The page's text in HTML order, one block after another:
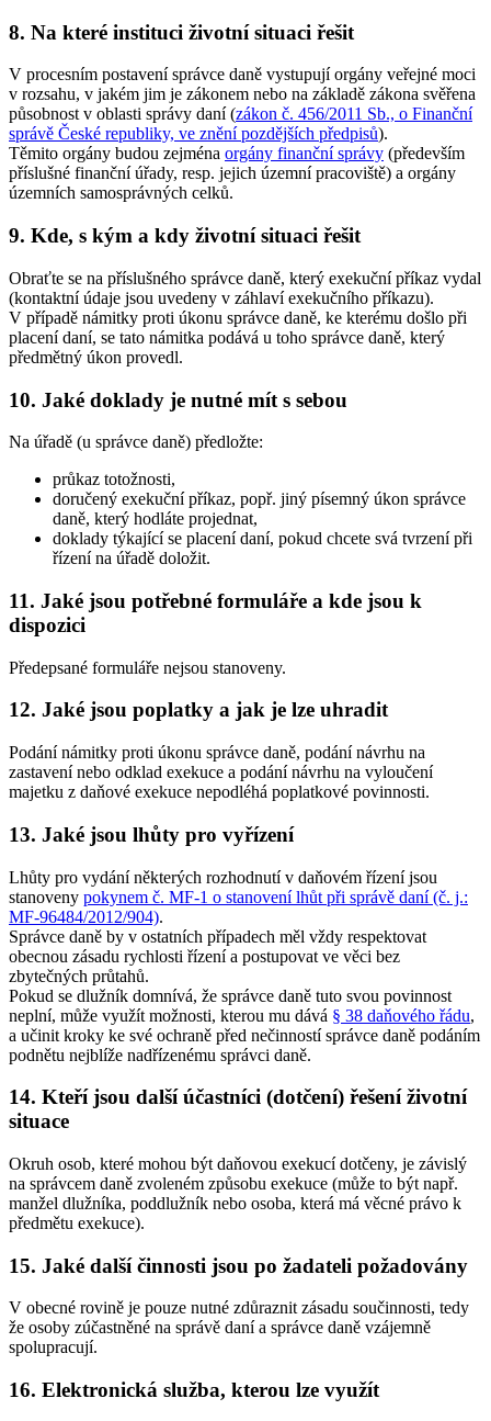
8. Na které instituci životní situaci řešit
V procesním postavení správce daně vystupují orgány veřejné moci
v rozsahu, v jakém jim je zákonem nebo na základě zákona svěřena
působnost v oblasti správy daní (zákon č. 456/2011 Sb., o Finanční
správě České republiky, ve znění pozdějších předpisů).
Těmito orgány budou zejména orgány finanční správy (především
příslušné finanční úřady, resp. jejich územní pracoviště) a orgány
územních samosprávných celků.
9. Kde, s kým a kdy životní situaci řešit
Obraťte se na příslušného správce daně, který exekuční příkaz vydal
(kontaktní údaje jsou uvedeny v záhlaví exekučního příkazu).
V případě námitky proti úkonu správce daně, ke kterému došlo při
placení daní, se tato námitka podává u toho správce daně, který
předmětný úkon provedl.
10. Jaké doklady je nutné mít s sebou
Na úřadě (u správce daně) předložte:
průkaz totožnosti,
doručený exekuční příkaz, popř. jiný písemný úkon správce
daně, který hodláte projednat,
doklady týkající se placení daní, pokud chcete svá tvrzení při
řízení na úřadě doložit.
11. Jaké jsou potřebné formuláře a kde jsou k
dispozici
Předepsané formuláře nejsou stanoveny.
12. Jaké jsou poplatky a jak je lze uhradit
Podání námitky proti úkonu správce daně, podání návrhu na
zastavení nebo odklad exekuce a podání návrhu na vyloučení
majetku z daňové exekuce nepodléhá poplatkové povinnosti.
13. Jaké jsou lhůty pro vyřízení
Lhůty pro vydání některých rozhodnutí v daňovém řízení jsou
stanoveny pokynem č. MF-1 o stanovení lhůt při správě daní (č. j.:
MF-96484/2012/904).
Správce daně by v ostatních případech měl vždy respektovat
obecnou zásadu rychlosti řízení a postupovat ve věci bez
zbytečných průtahů.
Pokud se dlužník domnívá, že správce daně tuto svou povinnost
neplní, může využít možnosti, kterou mu dává § 38 daňového řádu,
a učinit kroky ke své ochraně před nečinností správce daně podáním
podnětu nejblíže nadřízenému správci daně.
14. Kteří jsou další účastníci (dotčení) řešení životní
situace
Okruh osob, které mohou být daňovou exekucí dotčeny, je závislý
na správcem daně zvoleném způsobu exekuce (může to být např.
manžel dlužníka, poddlužník nebo osoba, která má věcné právo k
předmětu exekuce).
15. Jaké další činnosti jsou po žadateli požadovány
V obecné rovině je pouze nutné zdůraznit zásadu součinnosti, tedy
že osoby zúčastněné na správě daní a správce daně vzájemně
spolupracují.
16. Elektronická služba, kterou lze využít